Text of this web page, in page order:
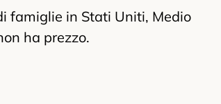
famiglie in Stati Uniti, Medio
ha prezzo.